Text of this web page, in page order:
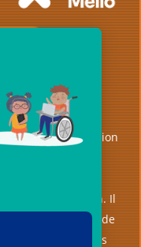
DU CRME
Fondation CHU
Fondation
des maladies
et réadaptation. Il
de la qualité de
des 5 000 enfants